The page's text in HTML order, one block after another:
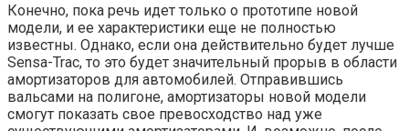
Конечно, пока речь идет только о прототипе новой
модели, и ее характеристики еще не полностью
известны. Однако, если она действительно будет лучше
Sensa-Trac, то это будет значительный прорыв в области
амортизаторов для автомобилей. Отправившись
вальсами на полигоне, амортизаторы новой модели
смогут показать свое превосходство над уже